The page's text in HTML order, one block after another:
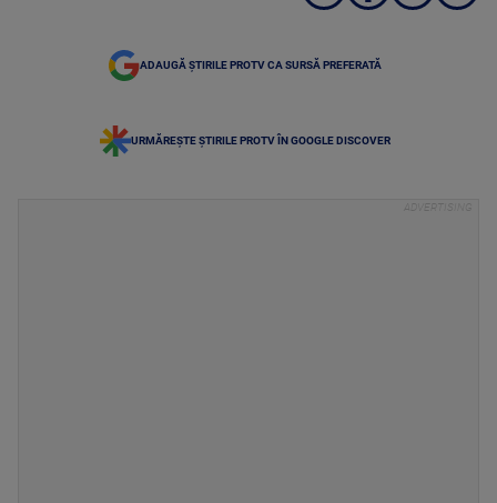
ADAUGĂ ȘTIRILE PROTV CA SURSĂ PREFERATĂ
URMĂREȘTE ȘTIRILE PROTV ÎN GOOGLE DISCOVER